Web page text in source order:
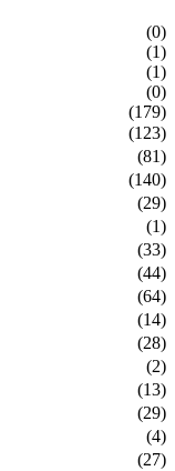
(0)
(1)
(1)
(0)
(179)
(123)
(81)
(140)
(29)
(1)
(33)
(44)
(64)
(14)
(28)
(2)
(13)
(29)
(4)
(27)